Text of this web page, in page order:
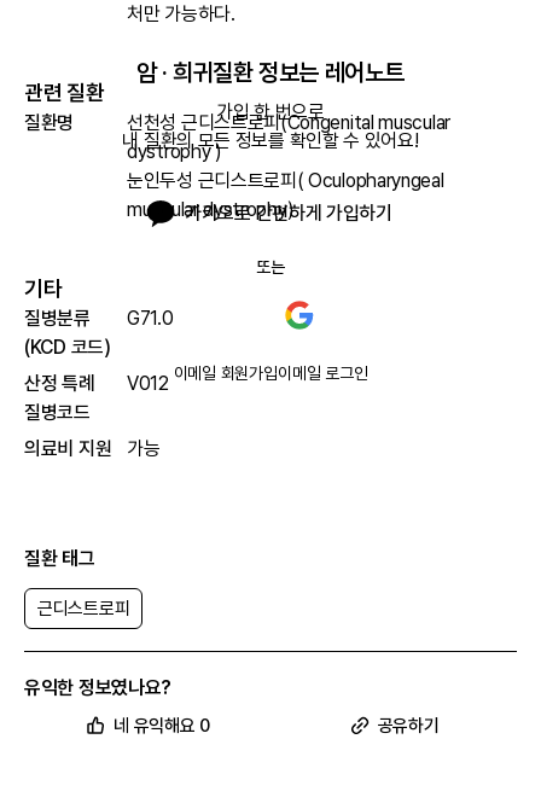
처만 가능하다.
관련 질환
질환명
선천성 근디스트로피(Congenital muscular
dystrophy )
눈인두성 근디스트로피( Oculopharyngeal
muscular dystrophy)
기타
질병분류
(KCD 코드)
G71.0
산정 특례
질병코드
V012
의료비 지원 가능
암 · 희귀질환 정보는 레어노트
가입 한 번으로
내 질환의 모든 정보를 확인할 수 있어요!
카카오로 간편하게 가입하기
또는
이메일 회원가입이메일 로그인
질환 태그
근디스트로피
유익한 정보였나요?
네 유익해요 0 공유하기